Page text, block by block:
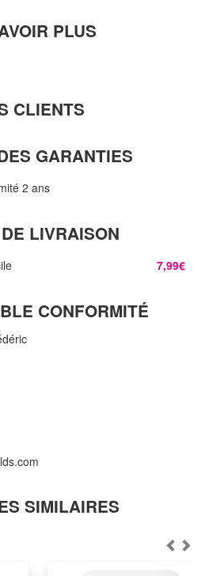
PLUS
CLIENTS
GARANTIES
2 ans
LIVRAISON
7,99€
CONFORMITÉ
SIMILAIRES